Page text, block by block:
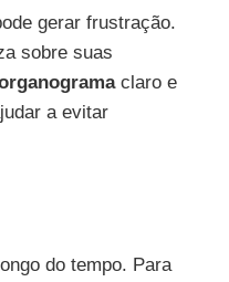
gerar frustração.
sobre suas
claro e
a evitar
do tempo. Para